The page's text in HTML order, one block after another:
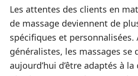
Les attentes des clients en
de massage deviennent de
spécifiques et personnalisées.
généralistes, les massages se
aujourd’hui d’être adaptés à